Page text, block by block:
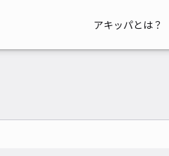
アキッパとは？